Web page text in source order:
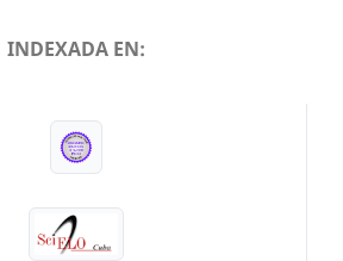
INDEXADA EN: